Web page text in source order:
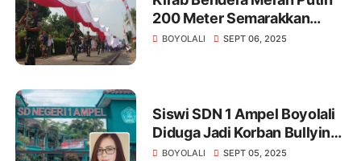
200 Meter Semarakkan
Merti Desa Pojok Boyolali
BOYOLALI SEPT 06, 2025
Siswi SDN 1 Ampel Boyolali
Diduga Jadi Korban Bullying,
Vio Sari Angkat Bicara
BOYOLALI SEPT 05, 2025